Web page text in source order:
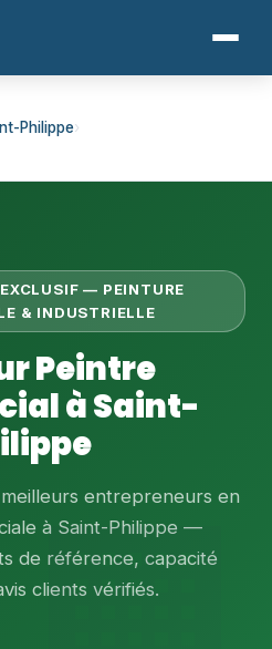
Philippe›
EXCLUSIF — PEINTURE
& INDUSTRIELLE
Peintre
à Saint-
entrepreneurs en
à Saint-Philippe —
de référence, capacité
clients vérifiés.